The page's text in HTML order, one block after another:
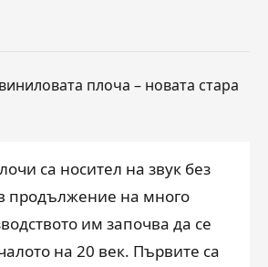
са носител на звук без
продължение на много
им започва да се
на 20 век. Първите са